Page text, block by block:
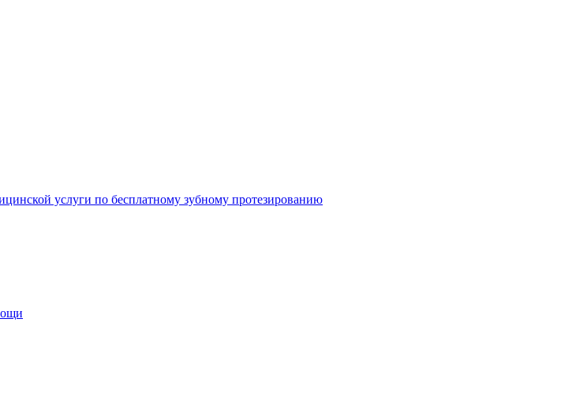
услуги по бесплатному зубному протезированию